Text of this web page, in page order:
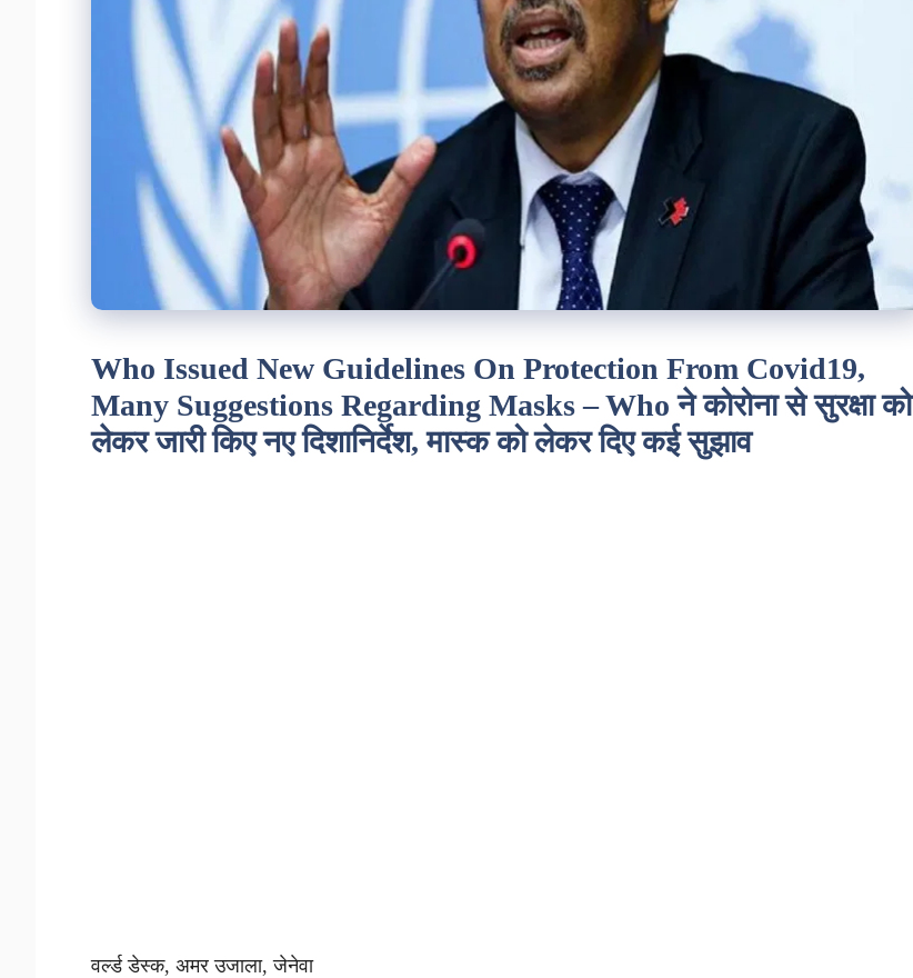
Who Issued New Guidelines On Protection From Covid19,
Many Suggestions Regarding Masks – Who ने कोरोना से सुरक्षा को
लेकर जारी किए नए दिशानिर्देश, मास्क को लेकर दिए कई सुझाव
वर्ल्ड डेस्क, अमर उजाला, जेनेवा